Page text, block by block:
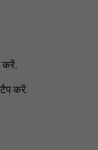
करें.
करें.